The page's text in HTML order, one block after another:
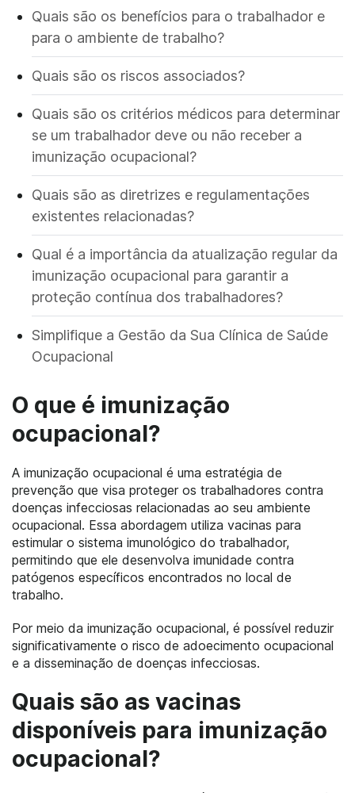
Quais são os benefícios para o trabalhador e
para o ambiente de trabalho?
Quais são os riscos associados?
Quais são os critérios médicos para determinar
se um trabalhador deve ou não receber a
imunização ocupacional?
Quais são as diretrizes e regulamentações
existentes relacionadas?
Qual é a importância da atualização regular da
imunização ocupacional para garantir a
proteção contínua dos trabalhadores?
Simplifique a Gestão da Sua Clínica de Saúde
Ocupacional
O que é imunização
ocupacional?
A imunização ocupacional é uma estratégia de
prevenção que visa proteger os trabalhadores contra
doenças infecciosas relacionadas ao seu ambiente
ocupacional. Essa abordagem utiliza vacinas para
estimular o sistema imunológico do trabalhador,
permitindo que ele desenvolva imunidade contra
patógenos específicos encontrados no local de
trabalho.
Por meio da imunização ocupacional, é possível reduzir
significativamente o risco de adoecimento ocupacional
e a disseminação de doenças infecciosas.
Quais são as vacinas
disponíveis para imunização
ocupacional?